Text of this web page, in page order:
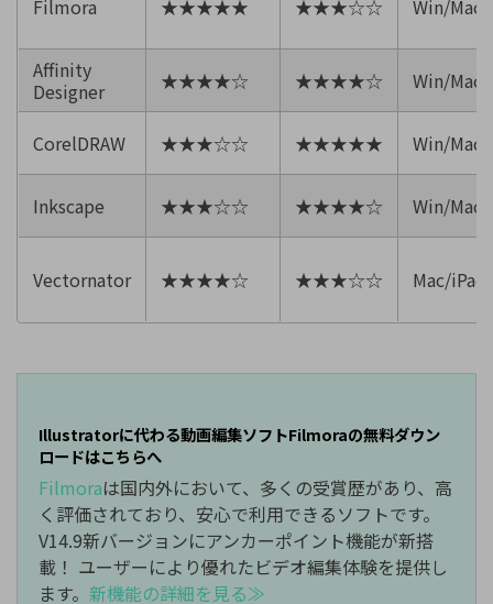
Filmora ★★★★★ ★★★☆☆ Win/
Affinity
Designer
★★★★☆ ★★★★☆ Win/Mac/
CorelDRAW ★★★☆☆ ★★★★★ Win/Mac
Inkscape ★★★☆☆ ★★★★☆ Win/
Vectornator ★★★★☆ ★★★☆☆ Mac/iPad
Illustratorに代わる動画編集ソフトFilmoraの無料ダウン
ロードはこちらへ
Filmoraは国内外において、多くの受賞歴があり、高
く評価されており、安心で利用できるソフトです。
V14.9新バージョンにアンカーポイント機能が新搭
載！ ユーザーにより優れたビデオ編集体験を提供し
ます。 新機能の詳細を見る≫